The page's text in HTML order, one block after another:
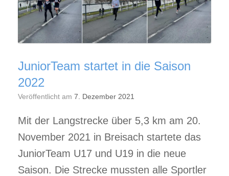
JuniorTeam startet in die Saison
2022
Veröffentlicht am 7. Dezember 2021
Mit der Langstrecke über 5,3 km am 20.
November 2021 in Breisach startete das
JuniorTeam U17 und U19 in die neue
Saison. Die Strecke mussten alle Sportler